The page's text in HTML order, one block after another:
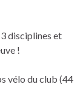
disciplines et
!
vélo du club (44